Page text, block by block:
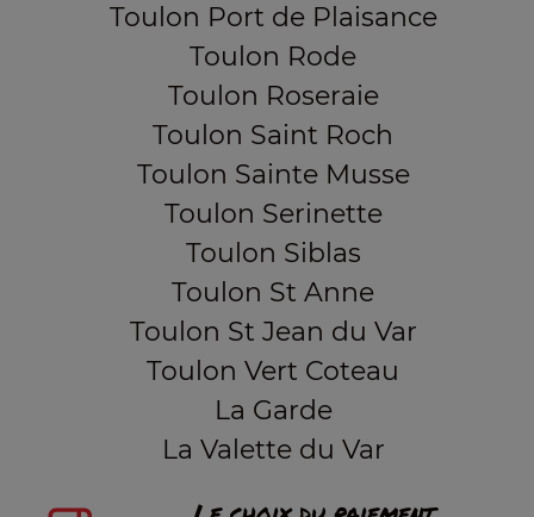
Toulon Port de Plaisance
Toulon Rode
Toulon Roseraie
Toulon Saint Roch
Toulon Sainte Musse
Toulon Serinette
Toulon Siblas
Toulon St Anne
Toulon St Jean du Var
Toulon Vert Coteau
La Garde
La Valette du Var